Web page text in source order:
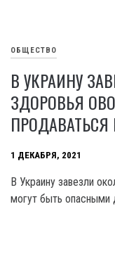
ОБЩЕСТВО
В УКРАИНУ
ЗДОРОВЬЯ
1 ДЕКАБРЯ, 2021
В Украину завезли
могут быть опасными